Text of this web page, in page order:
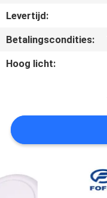
NIEUWS
VERZOEK
OM EEN
SITEMAP
POLICY
Levertijd:
Betalingscondities:
Hoog licht: